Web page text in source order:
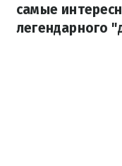
самые
легендарного